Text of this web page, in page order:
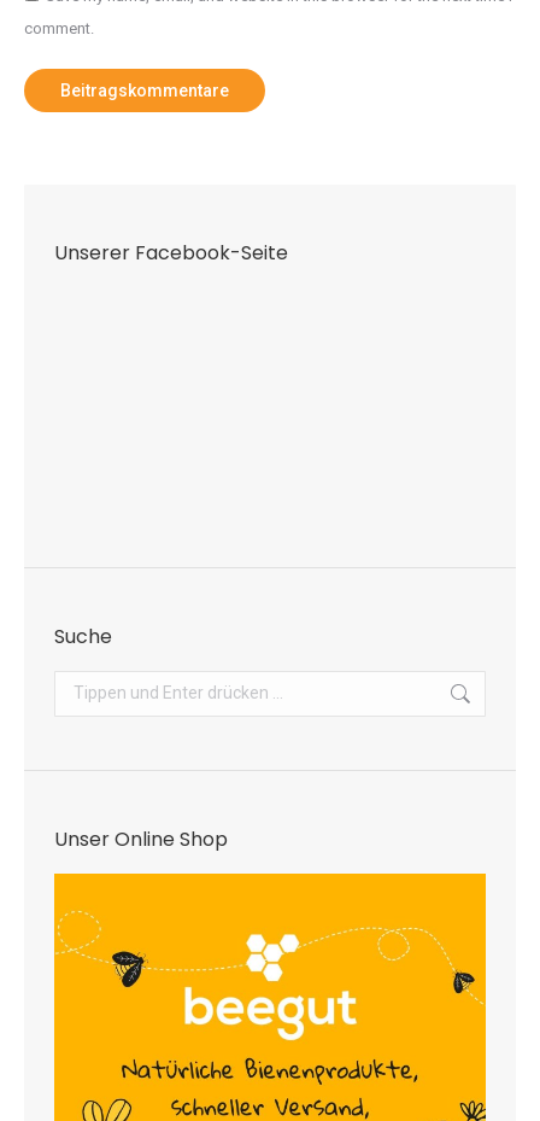
comment.
Beitragskommentare
Unserer Facebook-Seite
Suche
Search:
Unser Online Shop